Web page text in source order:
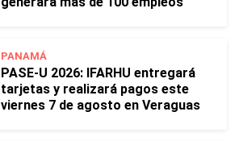
PANAMÁ
PASE-U 2026: IFARHU entregará
tarjetas y realizará pagos este
viernes 7 de agosto en Veraguas